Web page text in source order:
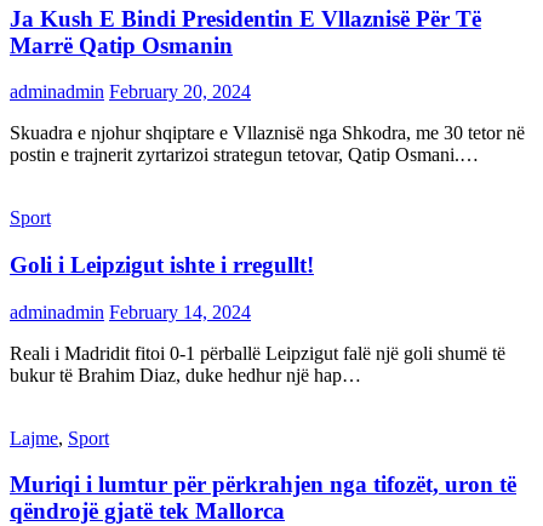
Ja Kush E Bindi Presidentin E Vllaznisë Për Të
Marrë Qatip Osmanin
adminadmin February 20, 2024
Skuadra e njohur shqiptare e Vllaznisë nga Shkodra, me 30 tetor në
postin e trajnerit zyrtarizoi strategun tetovar, Qatip Osmani.…
Sport
Goli i Leipzigut ishte i rregullt!
adminadmin February 14, 2024
Reali i Madridit fitoi 0-1 përballë Leipzigut falë një goli shumë të
bukur të Brahim Diaz, duke hedhur një hap…
Lajme, Sport
Muriqi i lumtur për përkrahjen nga tifozët, uron të
qëndrojë gjatë tek Mallorca